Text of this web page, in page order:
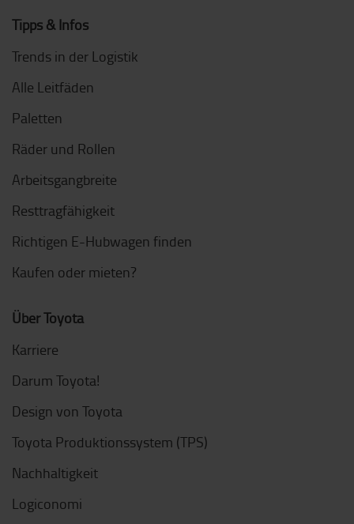
Tipps & Infos
Trends in der Logistik
Alle Leitfäden
Paletten
Räder und Rollen
Arbeitsgangbreite
Resttragfähigkeit
Richtigen E-Hubwagen finden
Kaufen oder mieten?
Über Toyota
Karriere
Darum Toyota!
Design von Toyota
Toyota Produktionssystem (TPS)
Nachhaltigkeit
Logiconomi